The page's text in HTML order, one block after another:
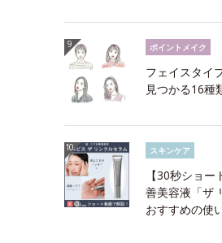
ポイントメイク
フェイスタイ
見つかる16種
スキンケア
【30秒ショ
善美容液「ザ
おすすめの使